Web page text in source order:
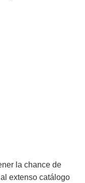
la chance de
extenso catálogo